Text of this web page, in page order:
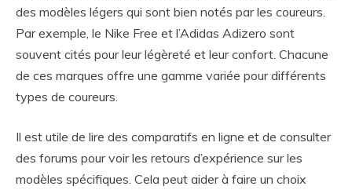
des modèles légers qui sont bien notés par les coureurs.
Par exemple, le Nike Free et l’Adidas Adizero sont
souvent cités pour leur légèreté et leur confort. Chacune
de ces marques offre une gamme variée pour différents
types de coureurs.
Il est utile de lire des comparatifs en ligne et de consulter
des forums pour voir les retours d’expérience sur les
modèles spécifiques. Cela peut aider à faire un choix